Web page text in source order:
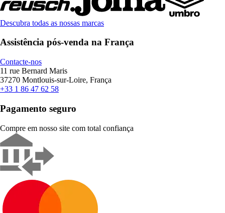
Descubra todas as nossas marcas
Assistência pós-venda na França
Contacte-nos
11 rue Bernard Maris
37270 Montlouis-sur-Loire, França
+33 1 86 47 62 58
Pagamento seguro
Compre em nosso site com total confiança